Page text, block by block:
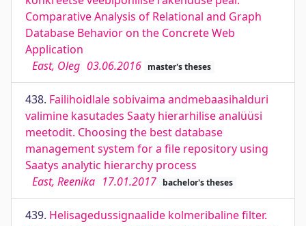
Comparative Analysis of Relational and Graph
Database Behavior on the Concrete Web
Application
East, Oleg 03.06.2016 master's theses
438. Failihoidlale sobivaima andmebaasihalduri
valimine kasutades Saaty hierarhilise analüüsi
meetodit. Choosing the best database
management system for a file repository using
Saatys analytic hierarchy process
East, Reenika 17.01.2017 bachelor's theses
439. Helisagedussignaalide kolmeribaline filter.